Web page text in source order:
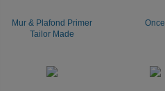
Mur & Plafond Primer
Tailor Made
Once